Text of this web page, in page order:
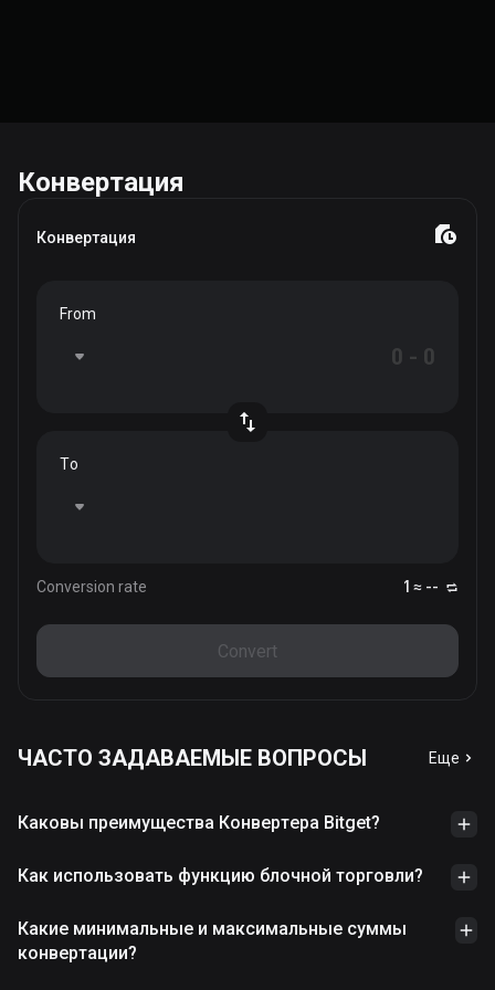
Конвертация
Конвертация
From
To
Conversion rate 1 ≈ --
Convert
ЧАСТО ЗАДАВАЕМЫЕ ВОПРОСЫ Еще
Каковы преимущества Конвертера Bitget?
Как использовать функцию блочной торговли?
Какие минимальные и максимальные суммы
конвертации?